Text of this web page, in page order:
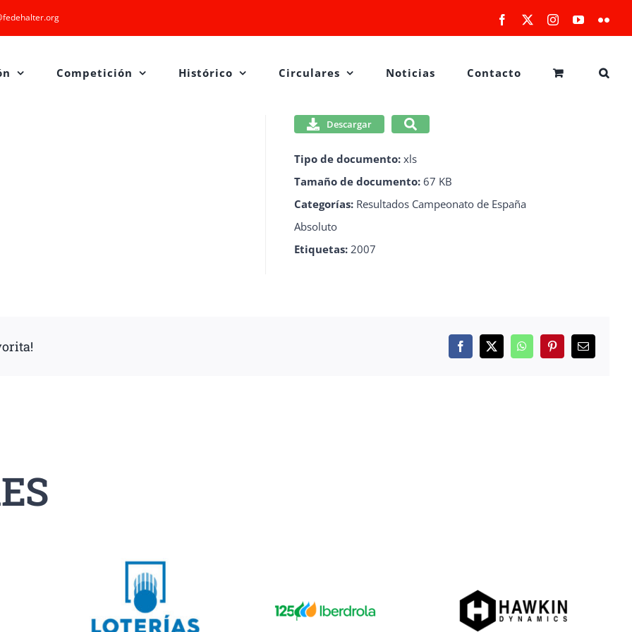
Facebook InstagramYouTube
Competición Histórico Circulares Noticias Contacto
Descargar
Tipo de documento: xls
Tamaño de documento: 67 KB
Categorías: Resultados Campeonato de España
Absoluto
Etiquetas: 2007
Facebook
X WhatsAppPinterestCorreo
electrónico